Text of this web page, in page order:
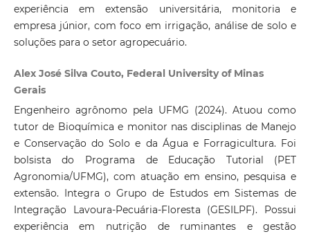
experiência em extensão universitária, monitoria e
empresa júnior, com foco em irrigação, análise de solo e
soluções para o setor agropecuário.
Alex José Silva Couto, Federal University of Minas
Gerais
Engenheiro agrônomo pela UFMG (2024). Atuou como
tutor de Bioquímica e monitor nas disciplinas de Manejo
e Conservação do Solo e da Água e Forragicultura. Foi
bolsista do Programa de Educação Tutorial (PET
Agronomia/UFMG), com atuação em ensino, pesquisa e
extensão. Integra o Grupo de Estudos em Sistemas de
Integração Lavoura-Pecuária-Floresta (GESILPF). Possui
experiência em nutrição de ruminantes e gestão